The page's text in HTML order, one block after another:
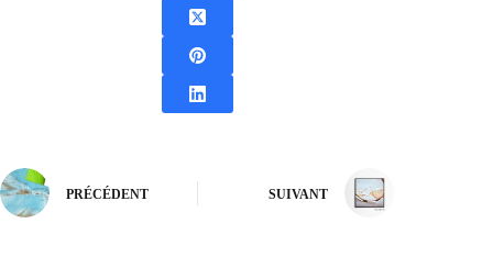
PRÉCÉDENT SUIVANT